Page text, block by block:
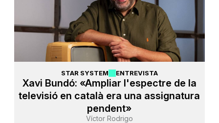
STAR SYSTEM ENTREVISTA
Xavi Bundó: «Ampliar l'espectre de la
televisió en català era una assignatura
pendent»
Víctor Rodrigo